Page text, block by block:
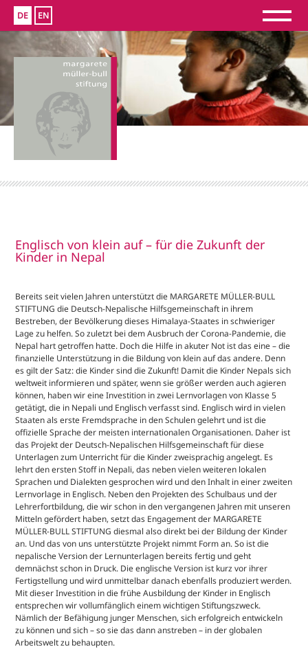
DE EN
Englisch von klein auf – für die Zukunft der
Kinder in Nepal
Bereits seit vielen Jahren unterstützt die MARGARETE MÜLLER-BULL
STIFTUNG die Deutsch-Nepalische Hilfsgemeinschaft in ihrem
Bestreben, der Bevölkerung dieses Himalaya-Staates in schwieriger
Lage zu helfen. So zuletzt bei dem Ausbruch der Corona-Pandemie, die
Nepal hart getroffen hatte. Doch die Hilfe in akuter Not ist das eine – die
finanzielle Unterstützung in die Bildung von klein auf das andere. Denn
es gilt der Satz: die Kinder sind die Zukunft! Damit die Kinder Nepals sich
weltweit informieren und später, wenn sie größer werden auch agieren
können, haben wir eine Investition in zwei Lernvorlagen von Klasse 5
getätigt, die in Nepali und Englisch verfasst sind. Englisch wird in vielen
Staaten als erste Fremdsprache in den Schulen gelehrt und ist die
offizielle Sprache der meisten internationalen Organisationen. Daher ist
das Projekt der Deutsch-Nepalischen Hilfsgemeinschaft für diese
Unterlagen zum Unterricht für die Kinder zweisprachig angelegt. Es
lehrt den ersten Stoff in Nepali, das neben vielen weiteren lokalen
Sprachen und Dialekten gesprochen wird und den Inhalt in einer zweiten
Lernvorlage in Englisch. Neben den Projekten des Schulbaus und der
Lehrerfortbildung, die wir schon in den vergangenen Jahren mit unseren
Mitteln gefördert haben, setzt das Engagement der MARGARETE
MÜLLER-BULL STIFTUNG diesmal also direkt bei der Bildung der Kinder
an. Und das von uns unterstützte Projekt nimmt Form an. So ist die
nepalische Version der Lernunterlagen bereits fertig und geht
demnächst schon in Druck. Die englische Version ist kurz vor ihrer
Fertigstellung und wird unmittelbar danach ebenfalls produziert werden.
Mit dieser Investition in die frühe Ausbildung der Kinder in Englisch
entsprechen wir vollumfänglich einem wichtigen Stiftungszweck.
Nämlich der Befähigung junger Menschen, sich erfolgreich entwickeln
zu können und sich – so sie das dann anstreben – in der globalen
Arbeitswelt zu behaupten.